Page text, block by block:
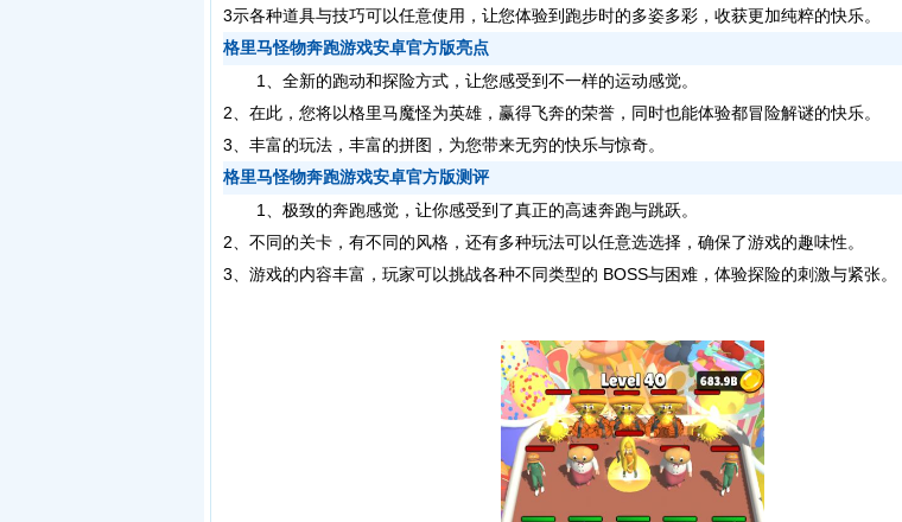
3示各种道具与技巧可以任意使用，让您体验到跑步时的多姿多彩，收获更加纯粹的快乐。
格里马怪物奔跑游戏安卓官方版亮点
1、全新的跑动和探险方式，让您感受到不一样的运动感觉。
2、在此，您将以格里马魔怪为英雄，赢得飞奔的荣誉，同时也能体验都冒险解谜的快乐。
3、丰富的玩法，丰富的拼图，为您带来无穷的快乐与惊奇。
格里马怪物奔跑游戏安卓官方版测评
1、极致的奔跑感觉，让你感受到了真正的高速奔跑与跳跃。
2、不同的关卡，有不同的风格，还有多种玩法可以任意选选择，确保了游戏的趣味性。
3、游戏的内容丰富，玩家可以挑战各种不同类型的 BOSS与困难，体验探险的刺激与紧张。